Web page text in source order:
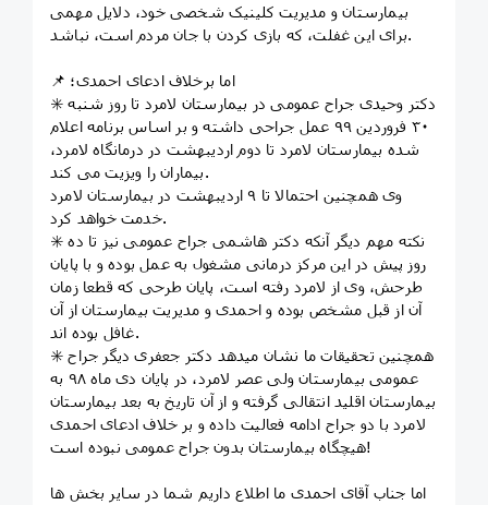
بیمارستان و مدیریت کلینیک شخصی خود، دلایل مهمی
برای این غفلت، که بازی کردن با جان مردم است، نباشد.
📌 اما برخلاف ادعای احمدی؛
✳️ دکتر وحیدی جراح عمومی در بیمارستان لامرد تا روز شنبه
۳۰ فروردین ۹۹ عمل جراحی داشته و بر اساس برنامه اعلام
شده بیمارستان لامرد تا دوم اردیبهشت در درمانگاه لامرد،
بیماران را ویزیت می کند.
وی همچنین احتمالا تا ۹ اردیبهشت در بیمارستان لامرد
خدمت خواهد کرد.
✳️ نکته مهم دیگر آنکه دکتر هاشمی جراح عمومی نیز تا ده
روز پیش در این مرکز درمانی مشغول به عمل بوده و با پایان
طرحش، وی‌ از لامرد رفته است، پایان طرحی که قطعا زمان
آن از قبل مشخص بوده و احمدی و مدیریت بیمارستان از آن
غافل بوده اند.
✳️ همچنین تحقیقات ما نشان میدهد دکتر جعفری دیگر جراح
عمومی بیمارستان ولی عصر لامرد، در پایان دی ماه ۹۸ به
بیمارستان اقلید انتقالی گرفته و از آن تاریخ به بعد بیمارستان
لامرد با دو جراح ادامه فعالیت داده و بر خلاف ادعای احمدی
هیچگاه بیمارستان بدون جراح عمومی نبوده است!
اما جناب آقای احمدی ما اطلاع داریم شما در سایر بخش ها